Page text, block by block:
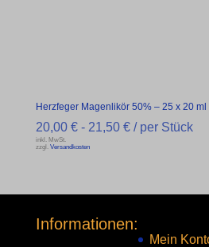
Herzfeger Magenlikör 50% – 25 x 20 ml
20,00 €- 21,50 €/ per Stück
inkl. MwSt.
zzgl. Versandkosten
Informationen:
Mein